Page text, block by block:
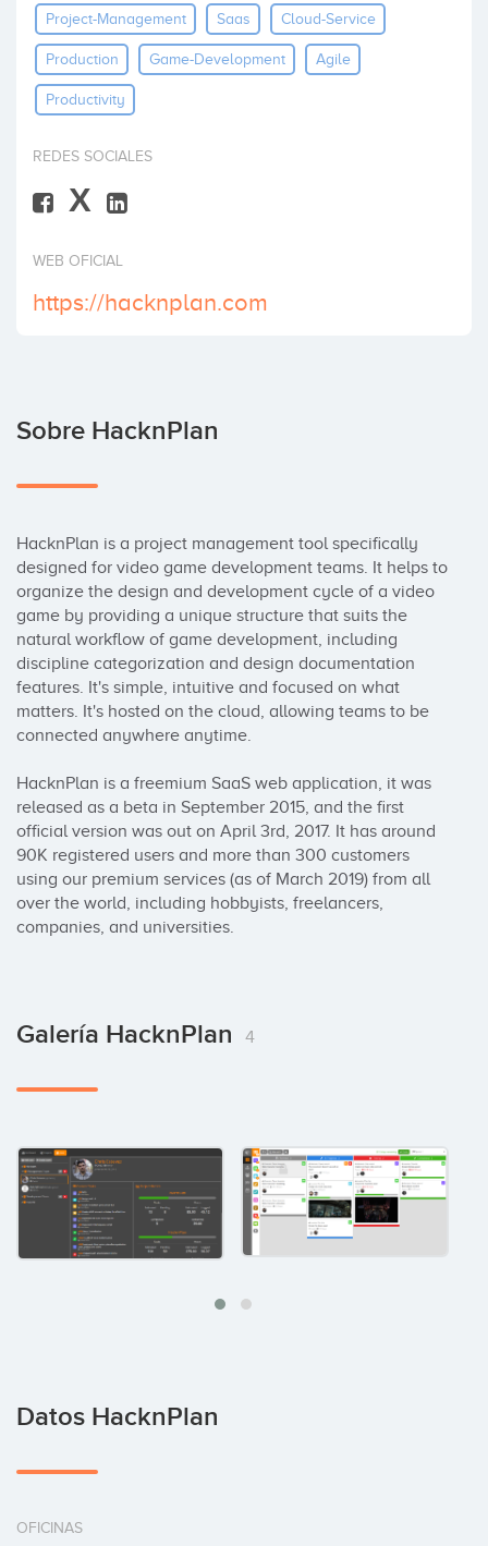
Invertir
Project-Management Saas Cloud-Service
Production Game-Development Agile
Productivity
REDES SOCIALES
X
WEB OFICIAL
https://hacknplan.com
Sobre HacknPlan
HacknPlan is a project management tool specifically
designed for video game development teams. It helps to
organize the design and development cycle of a video
game by providing a unique structure that suits the
natural workflow of game development, including
discipline categorization and design documentation
features. It's simple, intuitive and focused on what
matters. It's hosted on the cloud, allowing teams to be
connected anywhere anytime.
HacknPlan is a freemium SaaS web application, it was
released as a beta in September 2015, and the first
official version was out on April 3rd, 2017. It has around
90K registered users and more than 300 customers
using our premium services (as of March 2019) from all
over the world, including hobbyists, freelancers,
companies, and universities.
Galería HacknPlan 4
Datos HacknPlan
OFICINAS